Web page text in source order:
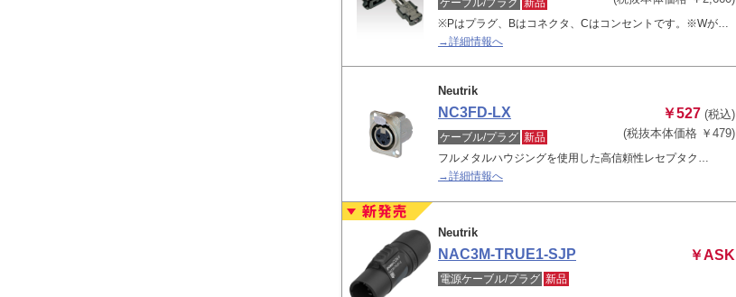
ケーブル/プラグ 新品
※Pはプラグ、Bはコネクタ、Cはコンセントです。※Wが…
→詳細情報へ
Neutrik
NC3FD-LX ￥527 (税込)
(税抜本体価格 ￥479)
ケーブル/プラグ 新品
フルメタルハウジングを使用した高信頼性レセプタク…
→詳細情報へ
Neutrik
NAC3M-TRUE1-SJP ￥ASK
電源ケーブル/プラグ 新品